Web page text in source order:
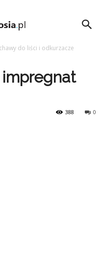
do liści i odkurzacze
impregnat
0
388